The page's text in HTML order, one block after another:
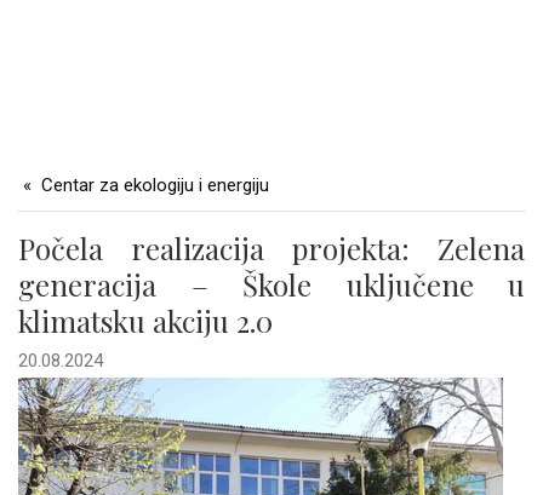
Centar za ekologiju i energiju
Počela realizacija projekta: Zelena
generacija – Škole uključene u
klimatsku akciju 2.0
20.08.2024